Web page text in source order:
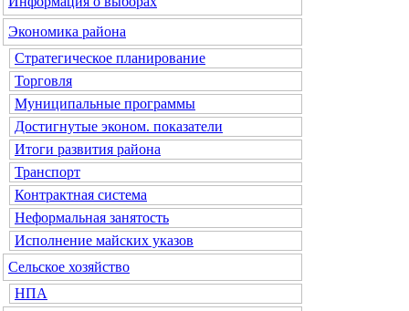
Экономика района
Стратегическое планирование
Торговля
Муниципальные программы
Достигнутые эконом. показатели
Итоги развития района
Транспорт
Контрактная система
Неформальная занятость
Исполнение майских указов
Сельское хозяйство
НПА